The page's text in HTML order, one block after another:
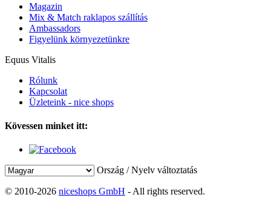
Magazin
Mix & Match raklapos szállítás
Ambassadors
Figyelünk környezetünkre
Equus Vitalis
Rólunk
Kapcsolat
Üzleteink - nice shops
Kövessen minket itt:
Ország / Nyelv változtatás
© 2010-2026 niceshops GmbH - All rights reserved.